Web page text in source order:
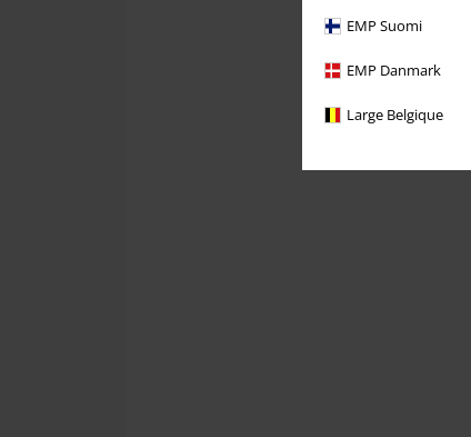
EMP Suomi
EMP Danmark
Large Belgique